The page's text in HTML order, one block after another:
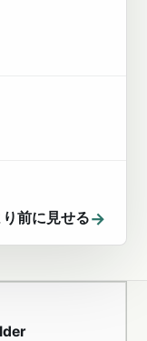
前に見せる→